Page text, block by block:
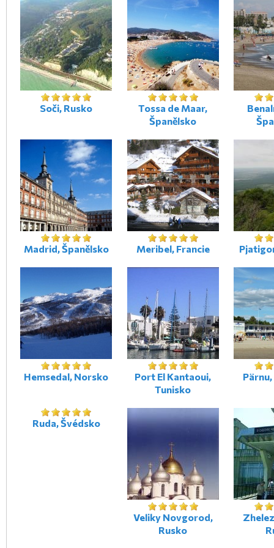
Soči, Rusko
Tossa de Maar,
Španělsko
Madrid, Španělsko Meribel, Francie
Hemsedal, Norsko
Port El Kantaoui,
Tunisko
Ruda, Švédsko
Veliky Novgorod,
Rusko